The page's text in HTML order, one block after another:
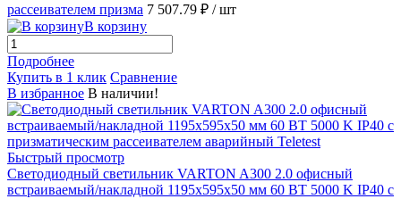
рассеивателем призма 7 507.79 ₽ / шт
В корзину
Подробнее
Купить в 1 клик Сравнение
В избранное В наличии!
Быстрый просмотр
Светодиодный светильник VARTON A300 2.0 офисный
встраиваемый/накладной 1195х595х50 мм 60 ВТ 5000 K IP40 с